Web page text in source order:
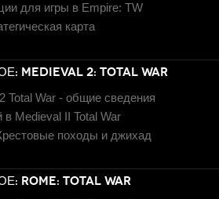
для игры в Empire: TW
карта
2: TOTAL WAR
Total War - общие сведения
Medieval II Total War
походы и джихад
ROME: TOTAL WAR